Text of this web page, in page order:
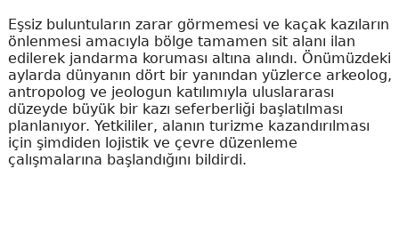
Eşsiz buluntuların zarar görmemesi ve kaçak kazıların
önlenmesi amacıyla bölge tamamen sit alanı ilan
edilerek jandarma koruması altına alındı. Önümüzdeki
aylarda dünyanın dört bir yanından yüzlerce arkeolog,
antropolog ve jeologun katılımıyla uluslararası
düzeyde büyük bir kazı seferberliği başlatılması
planlanıyor. Yetkililer, alanın turizme kazandırılması
için şimdiden lojistik ve çevre düzenleme
çalışmalarına başlandığını bildirdi.